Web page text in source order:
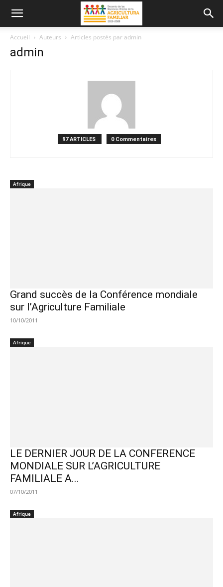
Accueil Auteurs Articles postés par admin
admin
97 ARTICLES 0 Commentaires
Afrique
Grand succès de la Conférence mondiale
sur l’Agriculture Familiale
10/10/2011
Afrique
LE DERNIER JOUR DE LA CONFERENCE
MONDIALE SUR L’AGRICULTURE
FAMILIALE A...
07/10/2011
Afrique